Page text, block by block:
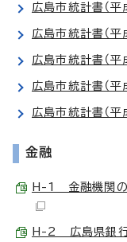
広島市統計書（
広島市統計書（
広島市統計書（
広島市統計書（
広島市統計書（
金融
H-1 金融機関の
H-2 広島県銀行